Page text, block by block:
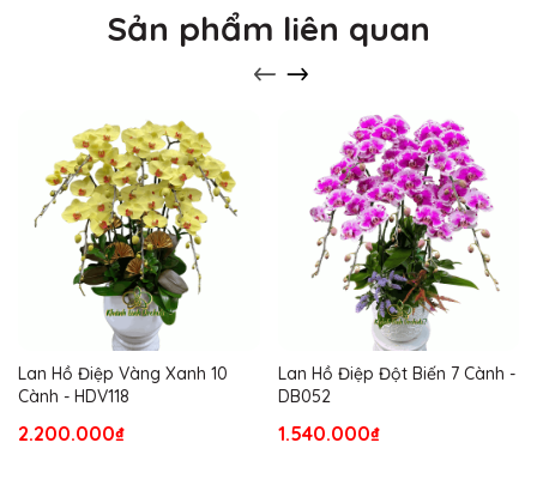
Sản phẩm liên quan
Lan Hồ Điệp Vàng Xanh 10
Cành - HDV118
2.200.000₫
Lan Hồ Điệp Đột Biến 7 Cành -
DB052
1.540.000₫